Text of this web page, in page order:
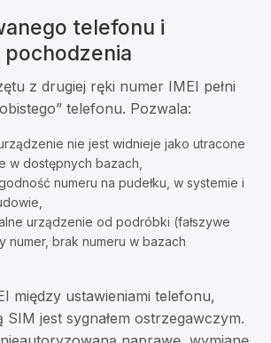
telefonu i
z drugiej ręki numer IMEI pełni
telefonu. Pozwala:
nie jest widnieje jako utracone
w dostępnych bazach,
numeru na pudełku, w systemie i
urządzenie od podróbki (fałszywe
numer, brak numeru w bazach
między ustawieniami telefonu,
SIM jest sygnałem ostrzegawczym.